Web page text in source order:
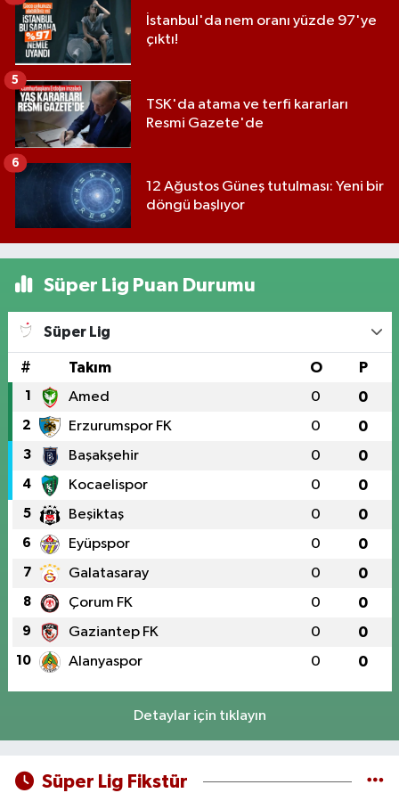
İstanbul'da nem oranı yüzde 97'ye
çıktı!
TSK'da atama ve terfi kararları
Resmi Gazete'de
5
12 Ağustos Güneş tutulması: Yeni bir
döngü başlıyor
6
Süper Lig Puan Durumu
Süper Lig
# Takım O P
1 Amed 0 0
2 Erzurumspor FK 0 0
3 Başakşehir 0 0
4 Kocaelispor 0 0
5 Beşiktaş 0 0
6 Eyüpspor 0 0
7 Galatasaray 0 0
8 Çorum FK 0 0
9 Gaziantep FK 0 0
10 Alanyaspor 0 0
Detaylar için tıklayın
Süper Lig Fikstür